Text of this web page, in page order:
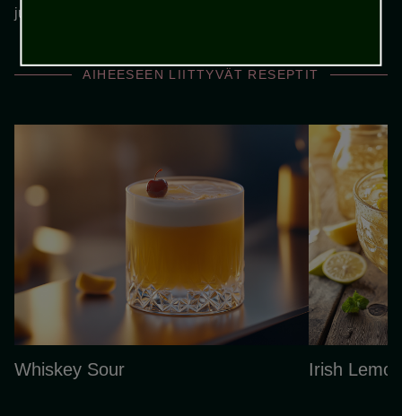
juhlissa kuin rentona terassijuomanakin.
AIHEESEEN LIITTYVÄT RESEPTIT
Whiskey Sour Irish